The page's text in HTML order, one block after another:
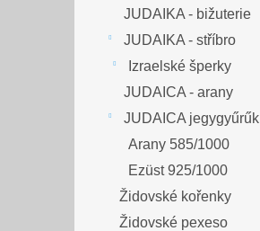
JUDAIKA - bižuterie
JUDAIKA - stříbro
Izraelské šperky
JUDAICA - arany
JUDAICA jegygyűrűk
Arany 585/1000
Ezüst 925/1000
Židovské kořenky
Židovské pexeso